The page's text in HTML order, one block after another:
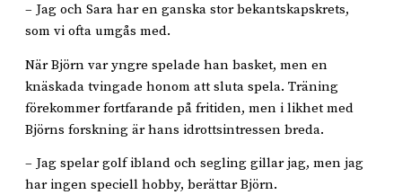
– Jag och Sara har en ganska stor bekantskapskrets,
som vi ofta umgås med.
När Björn var yngre spelade han basket, men en
knäskada tvingade honom att sluta spela. Träning
förekommer fortfarande på fritiden, men i likhet med
Björns forskning är hans idrottsintressen breda.
– Jag spelar golf ibland och segling gillar jag, men jag
har ingen speciell hobby, berättar Björn.